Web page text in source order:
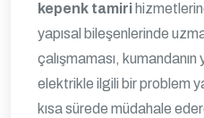
kepenk tamiri
yapısal bileşenlerinde
çalışmaması,
elektrikle ilgili bir problem
kısa sürede müdahale